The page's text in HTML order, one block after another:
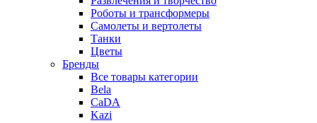
Роботы и трансформеры
Самолеты и вертолеты
Танки
Цветы
Бренды
Все товары категории
Bela
CaDA
Kazi